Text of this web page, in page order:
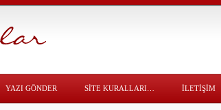
YAZI GÖNDER SITE KURALLARI… İLETİŞİM